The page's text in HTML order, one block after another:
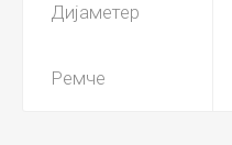
Дијаметер
Ремче